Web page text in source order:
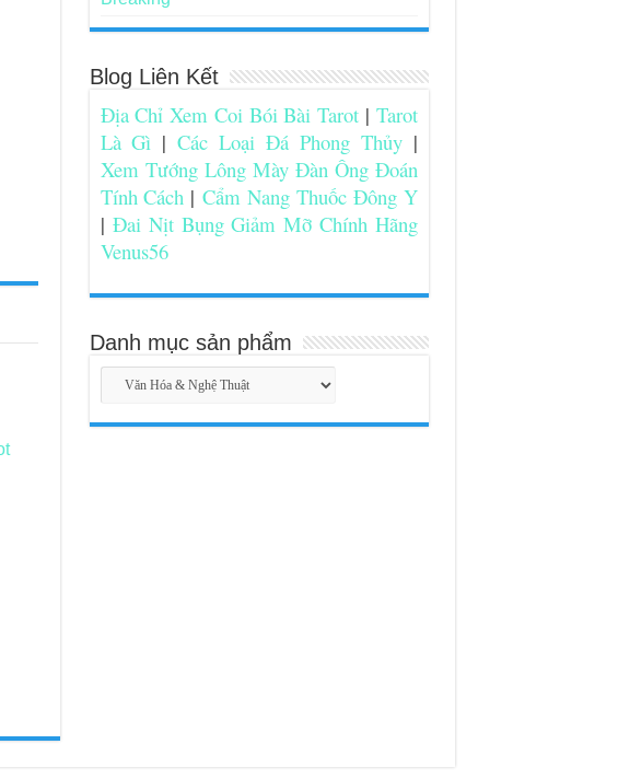
Blog Liên Kết
Địa Chỉ Xem Coi Bói Bài Tarot | Tarot
Là Gì |Các Loại Đá Phong Thủy|
Xem Tướng Lông Mày Đàn Ông Đoán
Tính Cách |Cẩm Nang Thuốc Đông Y
|Đai Nịt Bụng Giảm Mỡ Chính Hãng
Venus56
Danh mục sản phẩm